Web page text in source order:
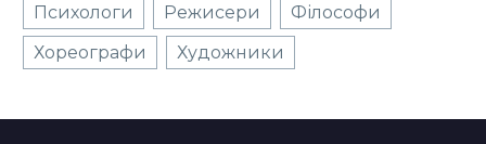
Психологи
Режисери
Філософи
Хореографи
Художники